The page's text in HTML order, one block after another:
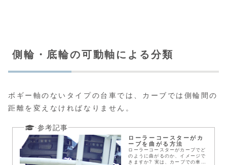
側輪・底輪の可動軸による分類
ボギー軸のないタイプの台車では、カーブでは側輪間の
距離を変えなければなりません。
ローラーコースターがカ
ーブを曲がる方法
ローラーコースターがカーブでど
のように曲がるのか、イメージで
きますか? 実は、カーブでの車輪